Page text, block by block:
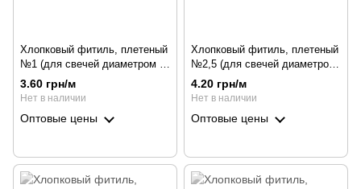
Хлопковый фитиль, плетеный
№1 (для свечей диаметром 2-
3см)
3.60 грн/м
Нет в наличии
Оптовые цены
Хлопковый фитиль, плетеный
№2,5 (для свечей диаметром
5-6см)
4.20 грн/м
Нет в наличии
Оптовые цены